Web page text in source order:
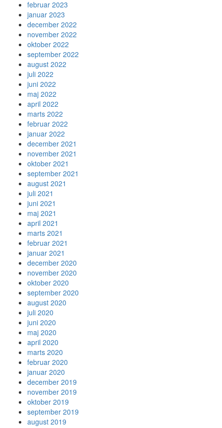
februar 2023
januar 2023
december 2022
november 2022
oktober 2022
september 2022
august 2022
juli 2022
juni 2022
maj 2022
april 2022
marts 2022
februar 2022
januar 2022
december 2021
november 2021
oktober 2021
september 2021
august 2021
juli 2021
juni 2021
maj 2021
april 2021
marts 2021
februar 2021
januar 2021
december 2020
november 2020
oktober 2020
september 2020
august 2020
juli 2020
juni 2020
maj 2020
april 2020
marts 2020
februar 2020
januar 2020
december 2019
november 2019
oktober 2019
september 2019
august 2019